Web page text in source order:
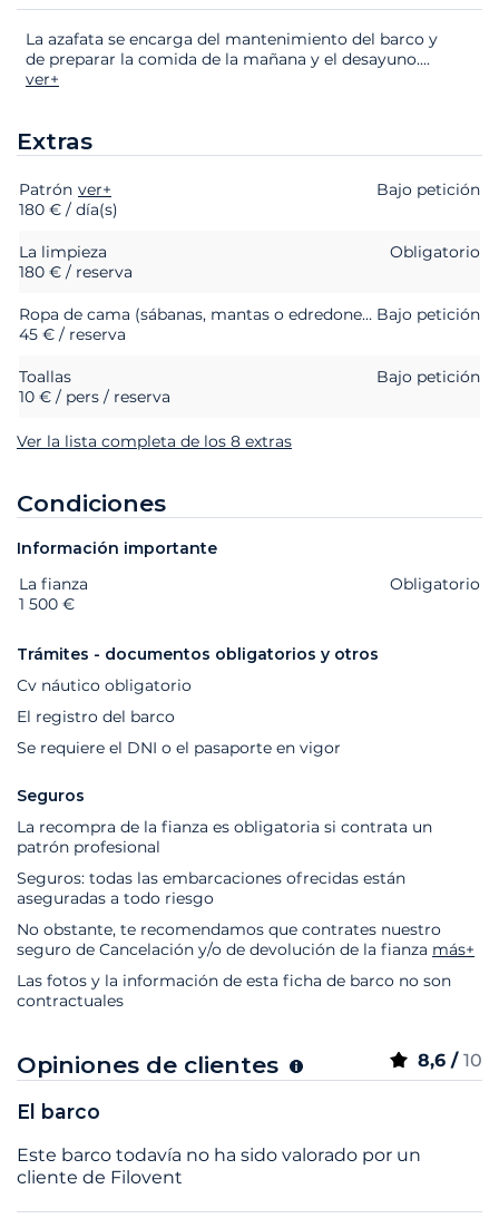
La azafata se encarga del mantenimiento del barco y
de preparar la comida de la mañana y el desayuno....
ver+
Extras
Extras Estado
Patrón ver+
Bajo petición
180 € / día(s)
La limpieza
Obligatorio
180 € / reserva
Ropa de cama (sábanas, mantas o edredones, almohadas y fundas de almohada) Bajo petición
45 € / reserva
Toallas
Bajo petición
10 € / pers / reserva
Ver la lista completa de los 8 extras
Condiciones
Información importante
Extras Estado
La fianza
Obligatorio
1 500 €
Trámites - documentos obligatorios y otros
Cv náutico obligatorio
El registro del barco
Se requiere el DNI o el pasaporte en vigor
Seguros
La recompra de la fianza es obligatoria si contrata un
patrón profesional
Seguros: todas las embarcaciones ofrecidas están
aseguradas a todo riesgo
No obstante, te recomendamos que contrates nuestro
seguro de Cancelación y/o de devolución de la fianza más+
Las fotos y la información de esta ficha de barco no son
contractuales
Opiniones de clientes 8,6 / 10
El barco
Este barco todavía no ha sido valorado por un
cliente de Filovent